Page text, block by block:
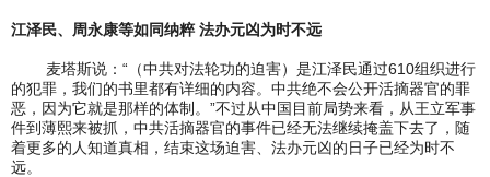
江泽民、周永康等如同纳粹 法办元凶为时不远
麦塔斯说：“（中共对法轮功的迫害）是江泽民通过610组织进行
的犯罪，我们的书里都有详细的内容。中共绝不会公开活摘器官的罪
恶，因为它就是那样的体制。”不过从中国目前局势来看，从王立军事
件到薄熙来被抓，中共活摘器官的事件已经无法继续掩盖下去了，随
着更多的人知道真相，结束这场迫害、法办元凶的日子已经为时不
远。